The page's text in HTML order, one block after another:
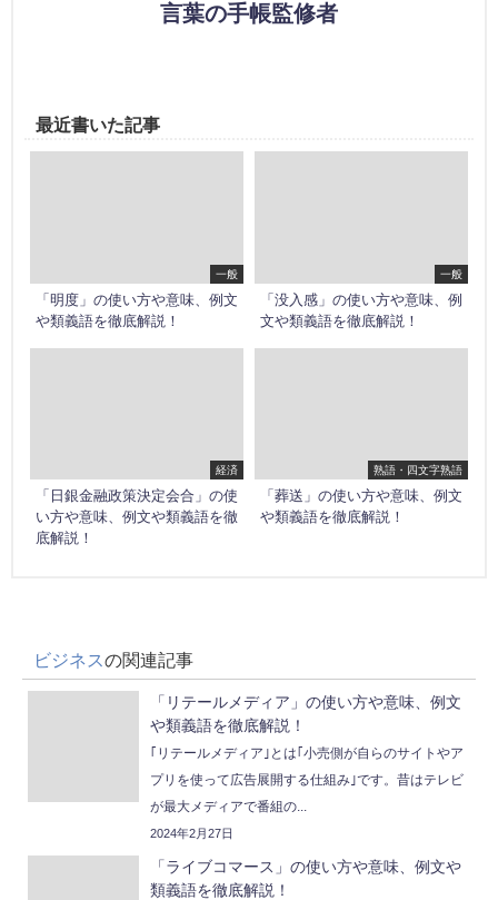
言葉の手帳監修者
最近書いた記事
一般
「明度」の使い方や意味、例文
や類義語を徹底解説！
一般
「没入感」の使い方や意味、例
文や類義語を徹底解説！
経済
「日銀金融政策決定会合」の使
い方や意味、例文や類義語を徹
底解説！
熟語・四文字熟語
「葬送」の使い方や意味、例文
や類義語を徹底解説！
ビジネスの関連記事
「リテールメディア」の使い方や意味、例文
や類義語を徹底解説！
｢リテールメディア｣とは｢小売側が自らのサイトやア
プリを使って広告展開する仕組み｣です。昔はテレビ
が最大メディアで番組の...
2024年2月27日
「ライブコマース」の使い方や意味、例文や
類義語を徹底解説！